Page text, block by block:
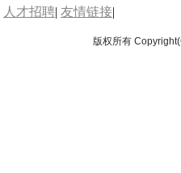
人才招聘| 友情链接|
版权所有